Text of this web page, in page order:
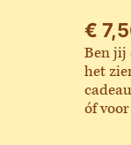
€
Ben jij
het
óf